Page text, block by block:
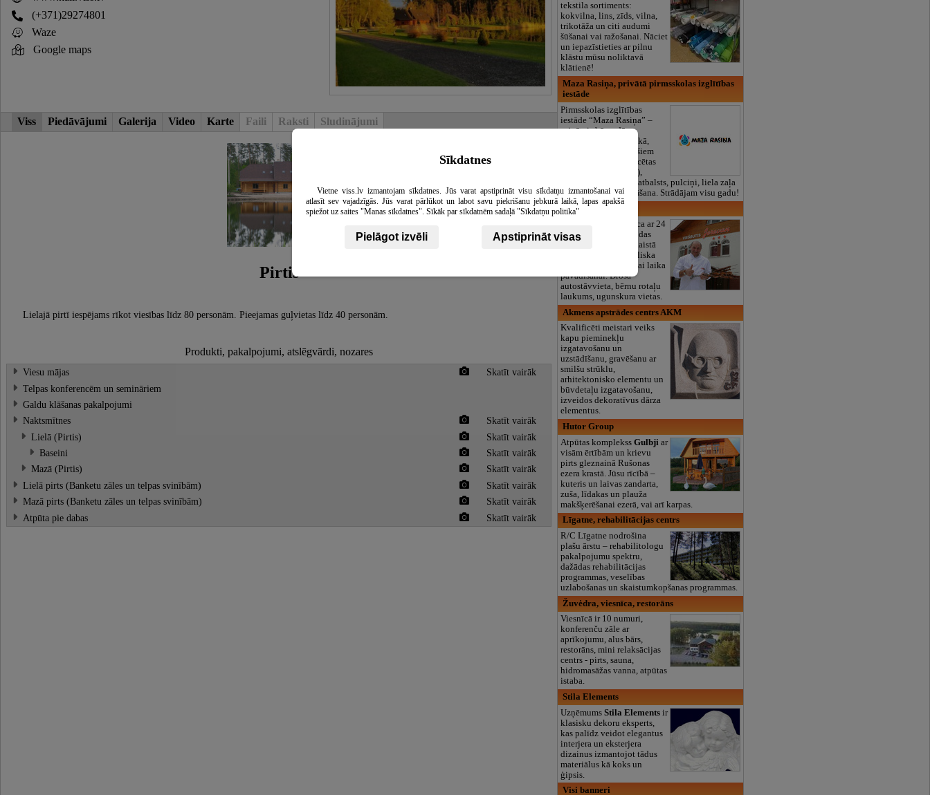
(+371)29274801
Waze
Google maps
Viss Piedāvājumi Galerija Video Karte Faili Raksti Sludinājumi
Pirtis
Lielajā pirtī iespējams rīkot viesības līdz 80 personām. Pieejamas guļvietas līdz 40 personām.
Produkti, pakalpojumi, atslēgvārdi, nozares
Viesu mājas
Skatīt vairāk
Telpas konferencēm un semināriem
Galdu klāšanas pakalpojumi
Naktsmītnes
Skatīt vairāk
Lielā (Pirtis)
Skatīt vairāk
Baseini
Skatīt vairāk
Mazā (Pirtis)
Skatīt vairāk
Lielā pirts (Banketu zāles un telpas svinībām)
Skatīt vairāk
Mazā pirts (Banketu zāles un telpas svinībām)
Skatīt vairāk
Atpūta pie dabas
Skatīt vairāk
tekstila sortiments:
kokvilna, lins, zīds, vilna,
trikotāža un citi audumi
šūšanai vai ražošanai. Nāciet
un iepazīstieties ar pilnu
klāstu mūsu noliktavā
klātienē!
Maza Rasiņa, privātā pirmsskolas izglītības
iestāde
Pirmsskolas izglītības
iestāde “Maza Rasiņa” –
privātais bērnudārzs
Pārdaugavā, Zasulaukā,
bērniem no 10 mēnešiem
līdz 6 gadiem. Licencētas
programmas (LV/RU),
logopēds, speciālais atbalsts, pulciņi, liela zaļa
teritorija un 3x ēdināšana. Strādājam visu gadu!
Jerevan, viesnīca
Trīs zvaigžņu viesnīca ar 24
vietām
atrodas
netālu no pilsētas, skaistā
mežu ielokā. Šī ir lieliska
vieta atpūtai un jaukai laika
pavadīšanai. Droša
autostāvvieta, bērnu rotaļu
laukums, ugunskura vietas.
Akmens apstrādes centrs AKM
Kvalificēti meistari veiks
kapu pieminekļu
izgatavošanu un
uzstādīšanu, gravēšanu ar
smilšu strūklu,
arhitektonisko elementu un
būvdetaļu izgatavošanu,
izveidos dekoratīvus dārza
elementus.
Hutor Group
Atpūtas komplekssGulbjiar
visām ērtībām un krievu
pirts gleznainā Rušonas
ezera krastā. Jūsu rīcībā –
kuteris un laivas zandarta,
zuša, līdakas un plauža
makšķerēšanai ezerā, vai arī karpas.
Līgatne, rehabilitācijas centrs
R/C Līgatne nodrošina
plašu ārstu – rehabilitologu
pakalpojumu spektru,
dažādas rehabilitācijas
programmas, veselības
uzlabošanas un skaistumkopšanas programmas.
Žuvėdra, viesnīca, restorāns
Viesnīcā ir 10 numuri,
konferenču zāle ar
aprīkojumu, alus bārs,
restorāns, mini relaksācijas
centrs - pirts, sauna,
hidromasāžas vanna, atpūtas
istaba.
Stila Elements
UzņēmumsStila Elements ir
klasisku dekoru eksperts,
kas palīdz veidot elegantus
interjera un eksterjera
dizainus izmantojot tādus
materiālus kā koks un
ģipsis.
Visi banneri
Sīkdatnes
Vietne viss.lv izmantojam sīkdatnes. Jūs varat apstiprināt visu sīkdatņu izmantošanai vai
atlasīt sev vajadzīgās. Jūs varat pārlūkot un labot savu piekrišanu jebkurā laikā, lapas apakšā
spiežot uz saites "Manas sīkdatnes". Sīkāk par sīkdatnēm sadaļā "Sīkdatņu politika"
Pielāgot izvēli Apstiprināt visas